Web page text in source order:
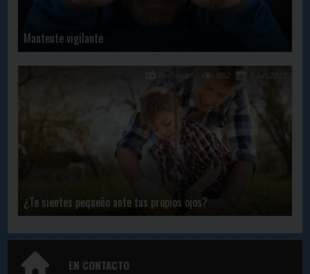
Mantente vigilante
¿Te sientes pequeño ante tus propios ojos?
3 Jun, 2022
1862
En Contacto
EN CONTACTO